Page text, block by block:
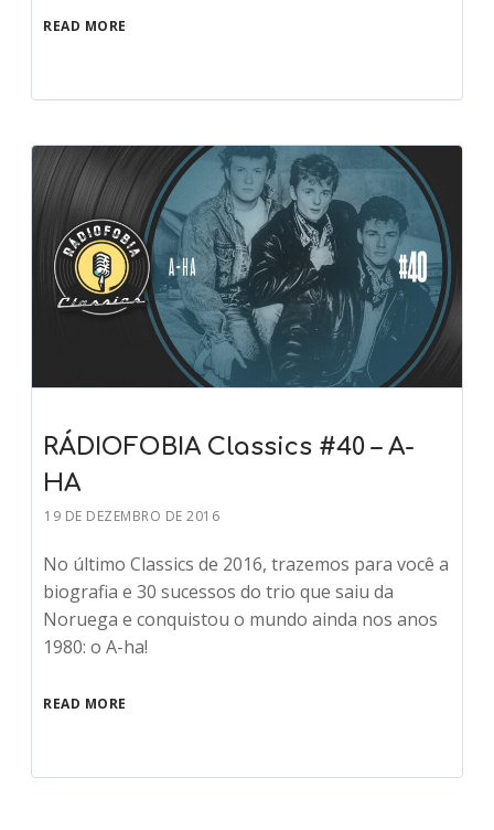
READ MORE
RÁDIOFOBIA Classics #40 – A-
HA
19 DE DEZEMBRO DE 2016
No último Classics de 2016, trazemos para você a
biografia e 30 sucessos do trio que saiu da
Noruega e conquistou o mundo ainda nos anos
1980: o A-ha!
READ MORE